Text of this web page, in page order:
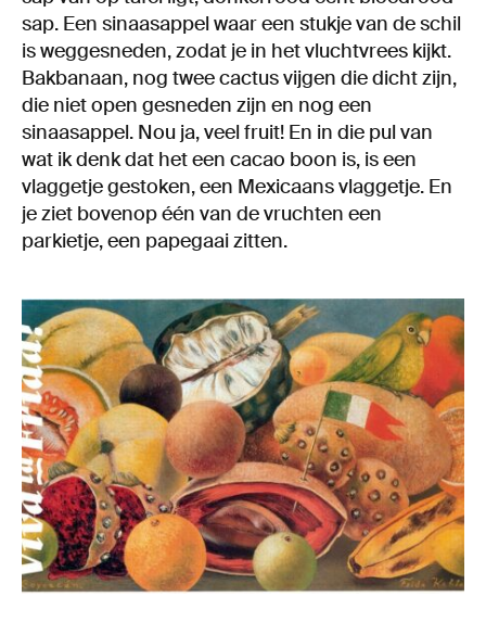
sap. Een sinaasappel waar een stukje van de schil
is weggesneden, zodat je in het vluchtvrees kijkt.
Bakbanaan, nog twee cactus vijgen die dicht zijn,
die niet open gesneden zijn en nog een
sinaasappel. Nou ja, veel fruit! En in die pul van
wat ik denk dat het een cacao boon is, is een
vlaggetje gestoken, een Mexicaans vlaggetje. En
je ziet bovenop één van de vruchten een
parkietje, een papegaai zitten.